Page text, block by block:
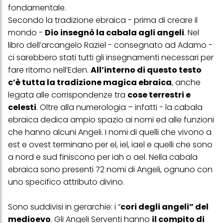
fondamentale.
Secondo la tradizione ebraica - prima di creare il
mondo - Dio insegnò la cabala agli angeli. Nel
libro dell’arcangelo Raziel - consegnato ad Adamo -
ci sarebbero stati tutti gli insegnamenti necessari per
fare ritorno nell’Eden. All’interno di questo testo
c’è tutta la tradizione magica ebraica, anche
legata alle corrispondenze tra cose terrestri e
celesti. Oltre alla numerologia – infatti - la cabala
ebraica dedica ampio spazio ai nomi ed alle funzioni
che hanno alcuni Angeli. I nomi di quelli che vivono a
est e ovest terminano per el, iel, iael e quelli che sono
a nord e sud finiscono per iah o ael. Nella cabala
ebraica sono presenti 72 nomi di Angeli, ognuno con
uno specifico attributo divino.
Sono suddivisi in gerarchie: i “cori degli angeli” del
medioevo. Gli Angeli Serventi hanno il compito di
con dati ottenuti da terze parti e altri siti Web. Utilizziamo questi
profili per scopi di marketing personalizzato, in particolare per
visualizzare annunci pubblicitari che potrebbero interessarti
(basati, ad esempio, sui tuoi interessi identificati) su questo sito
web e altri media (di terzi) tramite i dispositivi assegnati a te o
alla tua famiglia, nonché per misurare e ottimizzare il successo
delle campagne pubblicitarie.
Puoi trovare maggiori informazioni sul trattamento dei tuoi dati
nella nostra Informativa sulla protezione dei dati collegata nel piè
di pagina (Sezione "Cookie, Pixel, Impronte digitali e tecnologie
simili"). Puoi revocare il tuo consenso in qualsiasi momento con
effetto per il futuro disabilitando i cookie sul nostro sito web nella
sezione "Impostazioni cookie" collegata nel piè di pagina. Per
ulteriori informazioni sui cookie utilizzati su questo sito Web, in
particolare sul loro periodo di conservazione, consultare le
informazioni dettagliate su ciascun cookie disponibili facendo
clic su "modifica" di seguito".
Se fai clic su "Modifica" potrai trovare maggiori informazioni sul
trattamento dei tuoi dati / sull'uso dei cookie e consentirli per uno o
più degli scopi sopra menzionati. Cliccando su "Accetta tutto",
verranno utilizzati solo i cookie tecnicamente necessari per fornirti
questo sito web.